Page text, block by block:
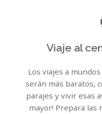
Viaje al
Los viajes a
serán más baratos,
parajes y vivir esas
mayor! Prepara las